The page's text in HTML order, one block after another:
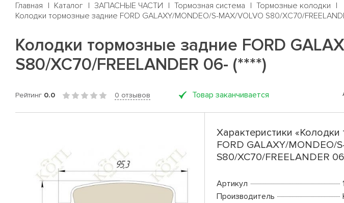
Главная Каталог ЗАПАСНЫЕ ЧАСТИ Тормозная система
Тормозные колодки
Колодки тормозные задние FORD GALAXY/MONDEO/S-MAX/VOLVO S80/XC70/
Колодки тормозные задние FORD
S80/XC70/FREELANDER 06- (****)
Рейтинг 0.0 0 отзывов Товар заканчивается
Характеристики
FORD GALAXY/MONDEO/
S80/XC70/FREELANDER
Артикул
Производитель